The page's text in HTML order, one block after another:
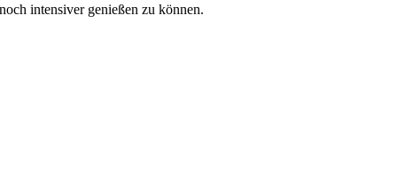
intensiver genießen zu können.